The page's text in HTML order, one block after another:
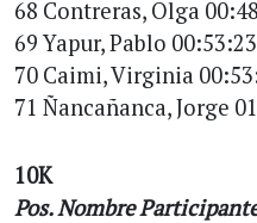
68 Contreras, Olga
69 Yapur, Pablo 00:53:23
70 Caimi, Virginia
71 Ñancañanca, Jorge
10K
Pos. Nombre